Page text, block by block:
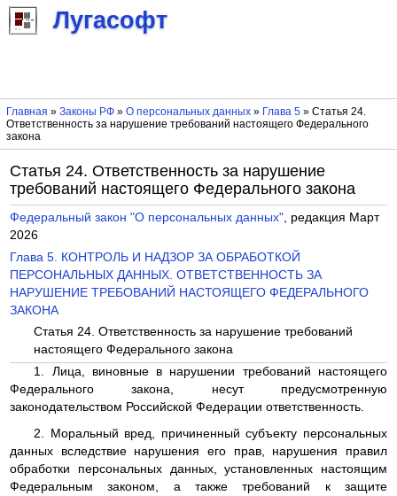
Лугасофт
Главная » Законы РФ» О персональных данных» Глава 5» Статья 24.
Ответственность за нарушение требований настоящего Федерального
закона
Статья 24. Ответственность за нарушение
требований настоящего Федерального закона
Федеральный закон "О персональных данных", редакция Март
2026
Глава 5. КОНТРОЛЬ И НАДЗОР ЗА ОБРАБОТКОЙ
ПЕРСОНАЛЬНЫХ ДАННЫХ. ОТВЕТСТВЕННОСТЬ ЗА
НАРУШЕНИЕ ТРЕБОВАНИЙ НАСТОЯЩЕГО ФЕДЕРАЛЬНОГО
ЗАКОНА
Статья 24. Ответственность за нарушение требований
настоящего Федерального закона
1. Лица, виновные в нарушении требований настоящего
Федерального закона, несут предусмотренную
законодательством Российской Федерации ответственность.
2. Моральный вред, причиненный субъекту персональных
данных вследствие нарушения его прав, нарушения правил
обработки персональных данных, установленных настоящим
Федеральным законом, а также требований к защите